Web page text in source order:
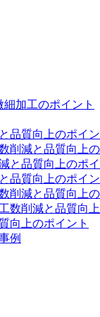
加工のポイント
品質向上のポイン
削減と品質向上
と品質向上のポイ
品質向上のポイン
削減と品質向上の
数削減と品質向
向上のポイント
例